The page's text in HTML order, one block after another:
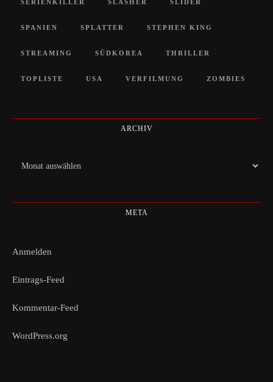
SERIENKILLER SLASHER SLIDER
SPANIEN SPLATTER STEPHEN KING
STREAMING SÜDKOREA THRILLER
TOPLISTE USA VERFILMUNG ZOMBIES
ARCHIV
Archiv
META
Anmelden
Eintrags-Feed
Kommentar-Feed
WordPress.org